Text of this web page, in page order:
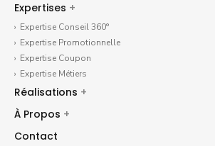
Expertises +
Expertise Conseil 360°
Expertise Promotionnelle
Expertise Coupon
Expertise Métiers
Réalisations +
À Propos +
Contact